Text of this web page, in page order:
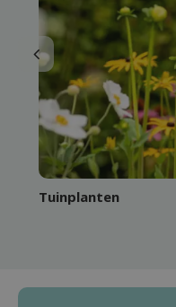
Tuinplanten